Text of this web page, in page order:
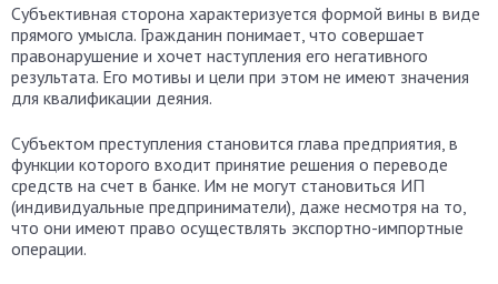
Субъективная сторона характеризуется формой вины в виде
прямого умысла. Гражданин понимает, что совершает
правонарушение и хочет наступления его негативного
результата. Его мотивы и цели при этом не имеют значения
для квалификации деяния.
Субъектом преступления становится глава предприятия, в
функции которого входит принятие решения о переводе
средств на счет в банке. Им не могут становиться ИП
(индивидуальные предприниматели), даже несмотря на то,
что они имеют право осуществлять экспортно-импортные
операции.